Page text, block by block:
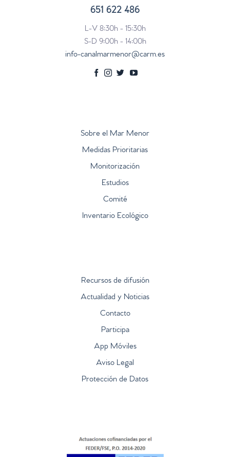
651 622 486
L-V 8:30h - 15:30h
S-D 9:00h - 14:00h
info-canalmarmenor@carm.es
Sobre el Mar Menor
Medidas Prioritarias
Monitorización
Estudios
Comité
Inventario Ecológico
Recursos de difusión
Actualidad y Noticias
Contacto
Participa
App Móviles
Aviso Legal
Protección de Datos